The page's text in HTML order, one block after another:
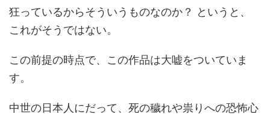
狂っているからそういうものなのか？ というと、
これがそうではない。
この前提の時点で、この作品は大嘘をついていま
す。
中世の日本人にだって、死の穢れや祟りへの恐怖心